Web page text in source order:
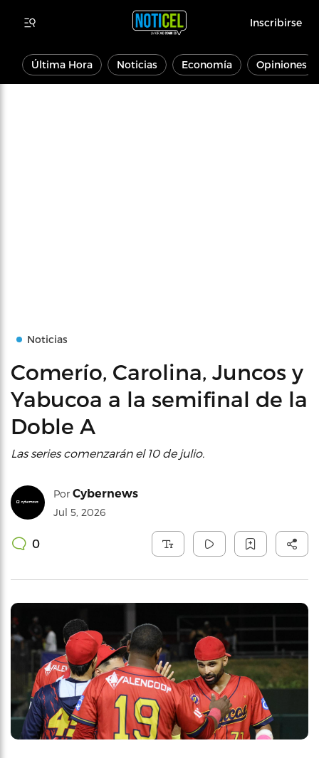
Inscribirse
Última Hora Noticias Economía Opiniones
Noticias
Comerío, Carolina, Juncos y
Yabucoa a la semifinal de la
Doble A
Las series comenzarán el 10 de julio.
Por Cybernews
Jul 5, 2026
0